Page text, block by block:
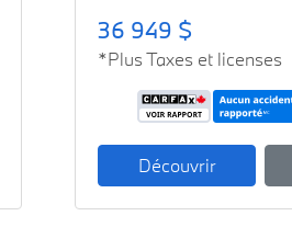
36 949 $
*Plus Taxes et licenses
Découvrir